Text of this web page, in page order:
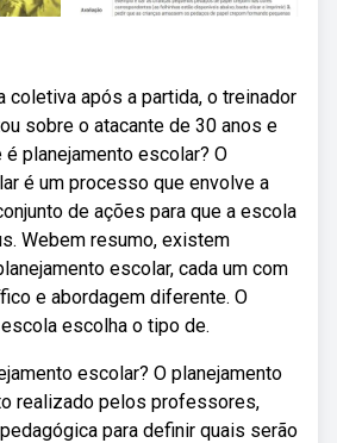
coletiva após a partida, o treinador
sobre o atacante de 30 anos e
planejamento escolar? O
é um processo que envolve a
de ações para que a escola
Webem resumo, existem
escolar, cada um com
e abordagem diferente. O
escolha o tipo de.
escolar? O planejamento
realizado pelos professores,
para definir quais serão